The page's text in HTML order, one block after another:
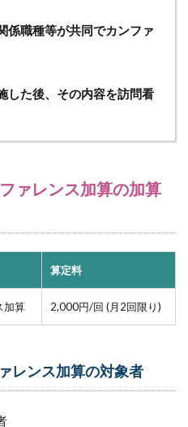
係職種等が共同でカンファ
した後、その内容を訪問看
ァレンス加算の加算
算定料
加算 2,000円/回 (月2回限り)
レンス加算の対象者